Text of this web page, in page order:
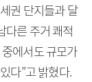
권 단지들과 달
다른 주거 쾌적
에서도 규모가
다”고 밝혔다.